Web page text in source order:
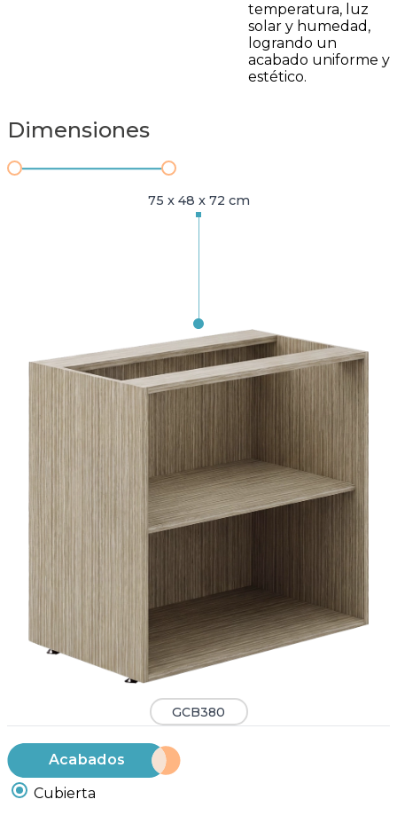
temperatura, luz
solar y humedad,
logrando un
acabado uniforme y
estético.
Dimensiones
75 x 48 x 72 cm
GCB380
Acabados
Cubierta